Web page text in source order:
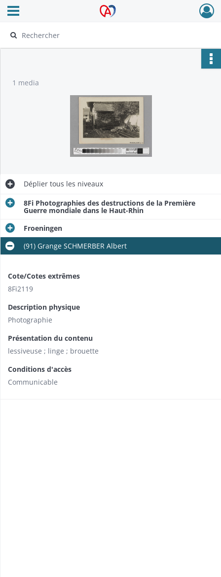
Archives Alsace - Colmar
Ouvrir le menu déroulant
1 media
Déplier tous les niveaux
8Fi Photographies des destructions de la Première
Guerre mondiale dans le Haut-Rhin
Froeningen
(91) Grange SCHMERBER Albert
Cote/Cotes extrêmes
8Fi2119
Description physique
Photographie
Présentation du contenu
lessiveuse ; linge ; brouette
Conditions d'accès
Communicable